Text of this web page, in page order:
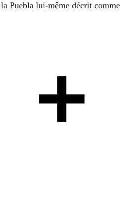
Puebla lui-même décrit